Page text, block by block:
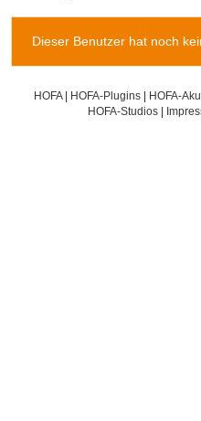
Dieser Benutzer hat noch
HOFA| HOFA-Plugins HOFA-
HOFA-Studios